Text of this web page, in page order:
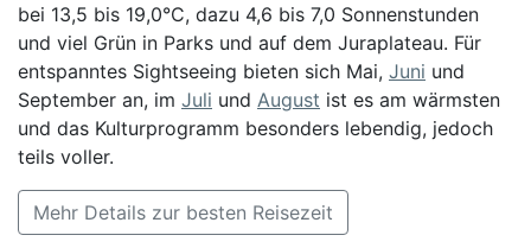
bei 13,5 bis 19,0°C, dazu 4,6 bis 7,0 Sonnenstunden
und viel Grün in Parks und auf dem Juraplateau. Für
entspanntes Sightseeing bieten sich Mai, Juni und
September an, im Juli und August ist es am wärmsten
und das Kulturprogramm besonders lebendig, jedoch
teils voller.
Mehr Details zur besten Reisezeit